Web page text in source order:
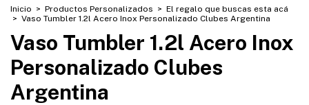
Inicio > Productos Personalizados > El regalo que buscas esta acá
> Vaso Tumbler 1.2l Acero Inox Personalizado Clubes Argentina
Vaso Tumbler 1.2l Acero Inox
Personalizado Clubes
Argentina